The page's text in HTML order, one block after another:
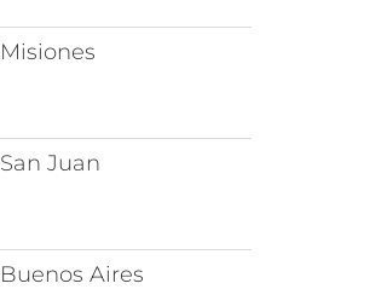
Misiones
San Juan
Buenos Aires